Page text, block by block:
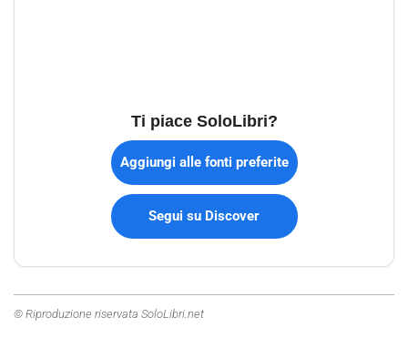
Ti piace SoloLibri?
Aggiungi alle fonti preferite
Segui su Discover
© Riproduzione riservata SoloLibri.net